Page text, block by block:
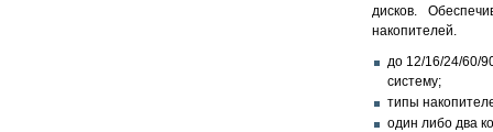
дисков.
накопителей.
до 12/16/24/60/
систему;
типы
один либо два